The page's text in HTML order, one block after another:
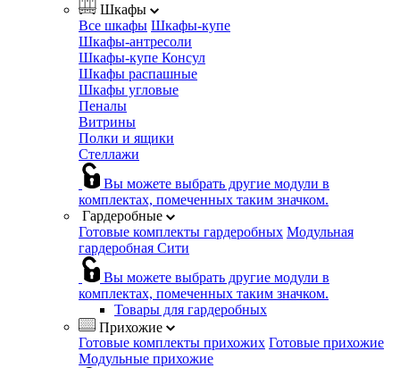
Шкафы
Все шкафы Шкафы-купе
Шкафы-антресоли
Шкафы-купе Консул
Шкафы распашные
Шкафы угловые
Пеналы
Витрины
Полки и ящики
Стеллажи
Вы можете выбрать другие модули в
комплектах, помеченных таким значком.
Гардеробные
Готовые комплекты гардеробных Модульная
гардеробная Сити
Вы можете выбрать другие модули в
комплектах, помеченных таким значком.
Товары для гардеробных
Прихожие
Готовые комплекты прихожих Готовые прихожие
Модульные прихожие